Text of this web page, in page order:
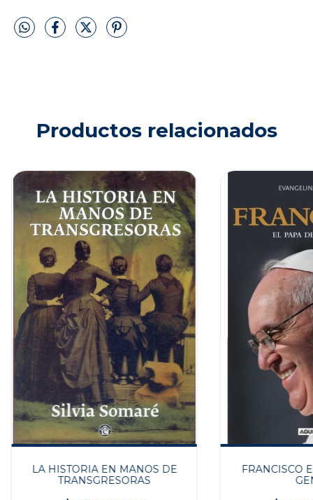
Productos relacionados
LA HISTORIA EN MANOS DE
TRANSGRESORAS
FRANCISCO